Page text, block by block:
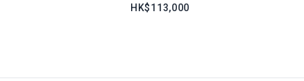
HK$113,000